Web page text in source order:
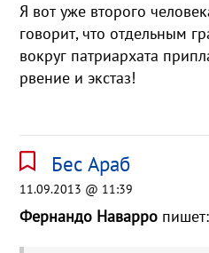
Я вот уже второго
говорит, что отдельным
вокруг патриархата
рвение и экстаз!
Бес Араб
11.09.2013 @ 11:39
Фернандо Наварро пишет: